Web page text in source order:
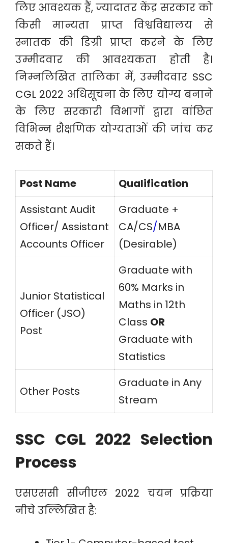
लिए आवश्यक हैं, ज्यादातर केंद्र सरकार को
किसी मान्यता प्राप्त विश्वविद्यालय से
स्नातक की डिग्री प्राप्त करने के लिए
उम्मीदवार की आवश्यकता होती है।
निम्नलिखित तालिका में, उम्मीदवार SSC
CGL 2022 अधिसूचना के लिए योग्य बनाने
के लिए सरकारी विभागों द्वारा वांछित
विभिन्न शैक्षणिक योग्यताओं की जांच कर
सकते हैं।
Post Name
Qualification
Assistant Audit
Officer/ Assistant
Accounts Officer
Graduate +
CA/CS/MBA
(Desirable)
Junior Statistical
Officer (JSO)
Post
Graduate with
60% Marks in
Maths in 12th
Class OR
Graduate with
Statistics
Other Posts
Graduate in Any
Stream
SSC CGL 2022 Selection
Process
एसएससी सीजीएल 2022 चयन प्रक्रिया
नीचे उल्लिखित है: